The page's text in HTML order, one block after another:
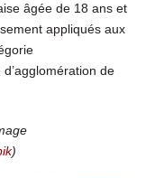
âgée de 18 ans et
appliqués aux
de
)